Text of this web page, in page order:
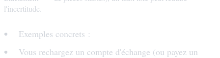
l'incertitude.
Exemples concrets :
Vous rechargez un compte d'échange (ou payez un